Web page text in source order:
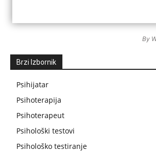
By
Brzi Izbornik
Psihijatar
Psihoterapija
Psihoterapeut
Psihološki testovi
Psihološko testiranje